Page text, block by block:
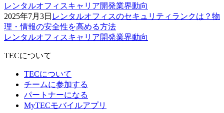
レンタルオフィスキャリア開発業界動向
2025年7月3日 レンタルオフィスのセキュリティランクは？物
理・情報の安全性を高める方法
レンタルオフィスキャリア開発業界動向
TECについて
TECについて
チームに参加する
パートナーになる
MyTECモバイルアプリ